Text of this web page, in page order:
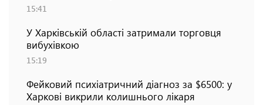
15:41
У Харківській області затримали торговця
вибухівкою
15:19
Фейковий психіатричний діагноз за $6500: у
Харкові викрили колишнього лікаря